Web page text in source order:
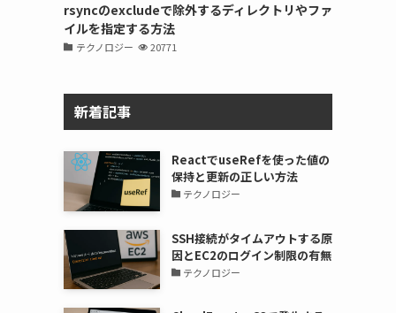
rsyncのexcludeで除外するディレクトリやファ
イルを指定する方法
テクノロジー 20771
新着記事
ReactでuseRefを使った値の
保持と更新の正しい方法
テクノロジー
SSH接続がタイムアウトする原
因とEC2のログイン制限の有無
テクノロジー